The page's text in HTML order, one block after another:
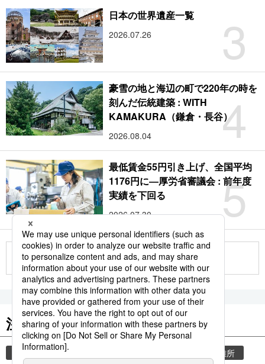
3
日本の世界遺産一覧
2026.07.26
4
豪雪の地と海辺の町で220年の時を
刻んだ伝統建築 : WITH
KAMAKURA（鎌倉・長谷）
2026.08.04
5
最低賃金55円引き上げ、全国平均
1176円に―厚労省審議会 : 前年度
実績を下回る
2026.07.30
もっと見る
注目のキーワード
共同通信ニュース 避難所